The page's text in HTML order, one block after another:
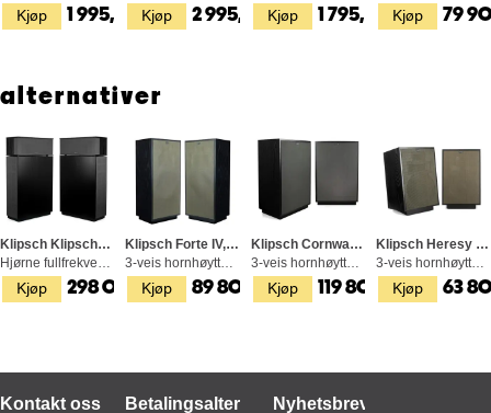
Kjøp 1 995,- Kjøp 2 995,- Kjøp 1 795,- Kjøp 79
alternativer
Kjøp
Klipsch Klipschorn AK6, Svart Ask
298 000,-
Kjøp
Klipsch Forte IV, Svart Ask
89 800,-Kjøp
Klipsch Cornwall IV, Svart Ask
3-veis hornhøyttaler, 15" bass, 102 dB
119 800,-Kjøp
Klipsch Heresy IV, Svart Ask
63
Kontakt oss BetalingsalternativerNyhetsbrev